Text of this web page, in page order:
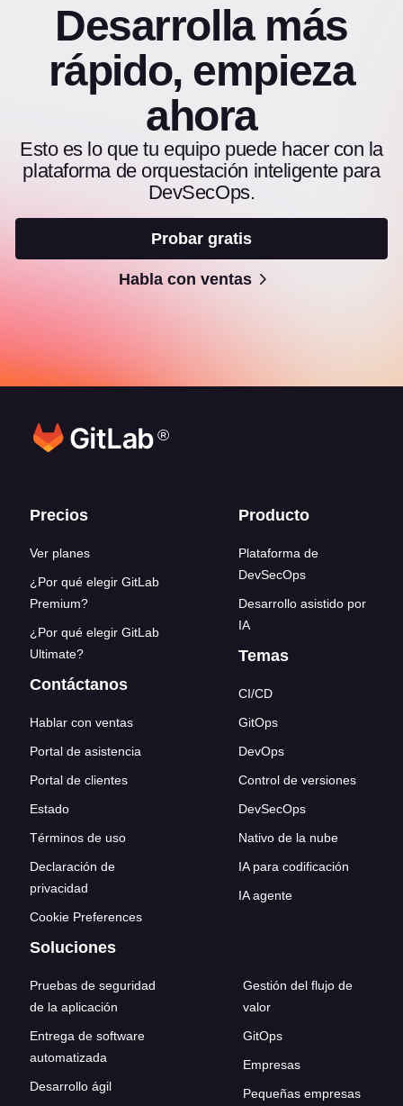
Desarrolla más
rápido, empieza
ahora
Esto es lo que tu equipo puede hacer con la
plataforma de orquestación inteligente para
DevSecOps.
Probar gratis
Habla con ventas
®
Enlaces del pie de página
Precios
Ver planes
¿Por qué elegir GitLab
Premium?
¿Por qué elegir GitLab
Ultimate?
Contáctanos
Hablar con ventas
Portal de asistencia
Portal de clientes
Estado
Términos de uso
Declaración de
privacidad
Cookie Preferences
Producto
Plataforma de
DevSecOps
Desarrollo asistido por
IA
Temas
CI/CD
GitOps
DevOps
Control de versiones
DevSecOps
Nativo de la nube
IA para codificación
IA agente
Soluciones
Pruebas de seguridad
de la aplicación
Entrega de software
automatizada
Desarrollo ágil
Gestión del flujo de
valor
GitOps
Empresas
Pequeñas empresas